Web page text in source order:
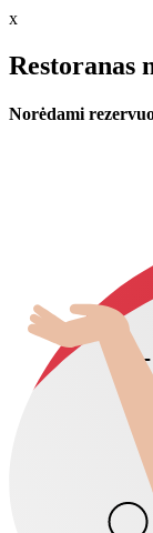
x
Restoranas
Norėdami